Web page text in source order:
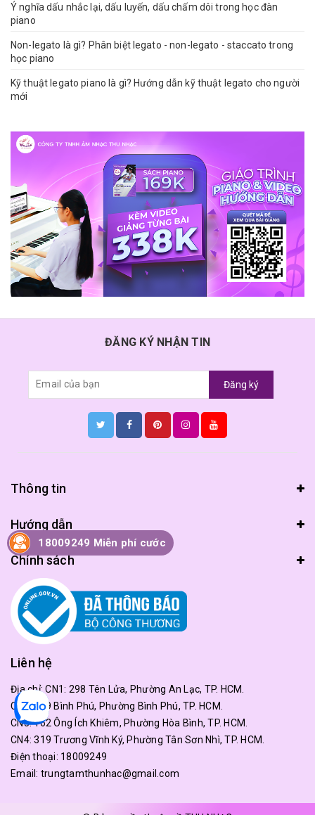
Ý nghĩa dấu nhắc lại, dấu luyến, dấu chấm dôi trong học đàn
piano
Non-legato là gì? Phân biệt legato - non-legato - staccato trong
học piano
Kỹ thuật legato piano là gì? Hướng dẫn kỹ thuật legato cho người
mới
ĐĂNG KÝ NHẬN TIN
Đăng ký
Thông tin
Hướng dẫn
Chính sách
Liên hệ
Địa chỉ:CN1: 298 Tên Lửa, Phường An Lạc, TP. HCM.
CN2: 179 Bình Phú, Phường Bình Phú, TP. HCM.
CN3: 162 Ông Ích Khiêm, Phường Hòa Bình, TP. HCM.
CN4: 319 Trương Vĩnh Ký, Phường Tân Sơn Nhì, TP. HCM.
Điện thoại: 18009249
Email: trungtamthunhac@gmail.com
18009249 Miễn phí cước